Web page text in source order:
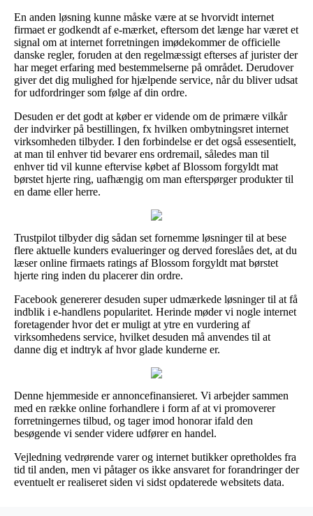
En anden løsning kunne måske være at se hvorvidt internet
firmaet er godkendt af e-mærket, eftersom det længe har været et
signal om at internet forretningen imødekommer de officielle
danske regler, foruden at den regelmæssigt efterses af jurister der
har meget erfaring med bestemmelserne på området. Derudover
giver det dig mulighed for hjælpende service, når du bliver udsat
for udfordringer som følge af din ordre.
Desuden er det godt at køber er vidende om de primære vilkår
der indvirker på bestillingen, fx hvilken ombytningsret internet
virksomheden tilbyder. I den forbindelse er det også essesentielt,
at man til enhver tid bevarer ens ordremail, således man til
enhver tid vil kunne eftervise købet af Blossom forgyldt mat
børstet hjerte ring, uafhængig om man efterspørger produkter til
en dame eller herre.
Trustpilot tilbyder dig sådan set fornemme løsninger til at bese
flere aktuelle kunders evalueringer og derved foreslåes det, at du
læser online firmaets ratings af Blossom forgyldt mat børstet
hjerte ring inden du placerer din ordre.
Facebook genererer desuden super udmærkede løsninger til at få
indblik i e-handlens popularitet. Herinde møder vi nogle internet
foretagender hvor det er muligt at ytre en vurdering af
virksomhedens service, hvilket desuden må anvendes til at
danne dig et indtryk af hvor glade kunderne er.
Denne hjemmeside er annoncefinansieret. Vi arbejder sammen
med en række online forhandlere i form af at vi promoverer
forretningernes tilbud, og tager imod honorar ifald den
besøgende vi sender videre udfører en handel.
Vejledning vedrørende varer og internet butikker opretholdes fra
tid til anden, men vi påtager os ikke ansvaret for forandringer der
eventuelt er realiseret siden vi sidst opdaterede websitets data.